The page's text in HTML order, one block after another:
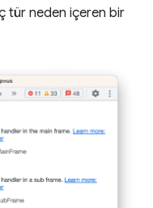
tür neden içeren bir